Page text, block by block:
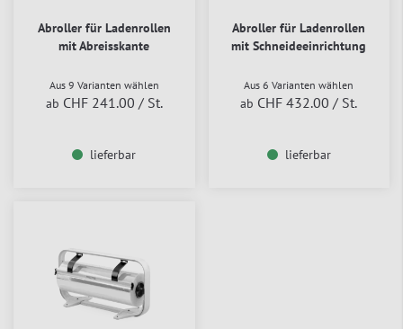
Abroller für Ladenrollen
mit Abreisskante
Aus 9 Varianten wählen
ab CHF 241.00 / St.
lieferbar
Abroller für Ladenrollen
mit Schneideeinrichtung
Aus 6 Varianten wählen
ab CHF 432.00 / St.
lieferbar